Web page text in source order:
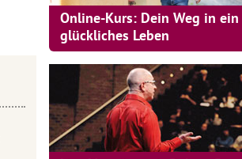
Online-Kurs: Dein Weg in ein
glückliches Leben